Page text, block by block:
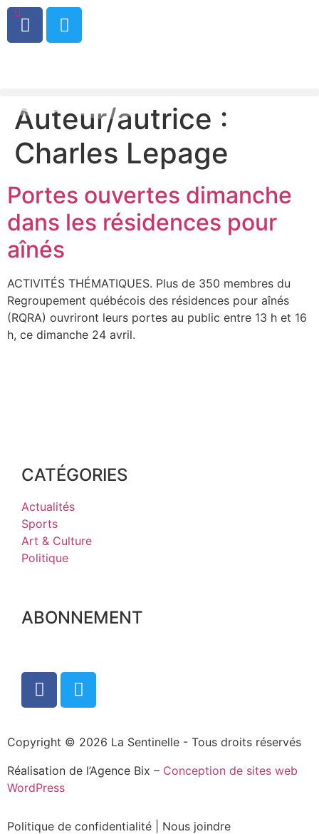
0
Auteur/autrice :
Charles Lepage
Portes ouvertes dimanche
dans les résidences pour
aînés
ACTIVITÉS THÉMATIQUES. Plus de 350 membres du
Regroupement québécois des résidences pour aînés
(RQRA) ouvriront leurs portes au public entre 13 h et 16
h, ce dimanche 24 avril.
CATÉGORIES
Actualités
Sports
Art & Culture
Politique
ABONNEMENT
Copyright © 2026 La Sentinelle - Tous droits réservés
Réalisation de l’Agence Bix – Conception de sites web
WordPress
Politique de confidentialité Nous joindre